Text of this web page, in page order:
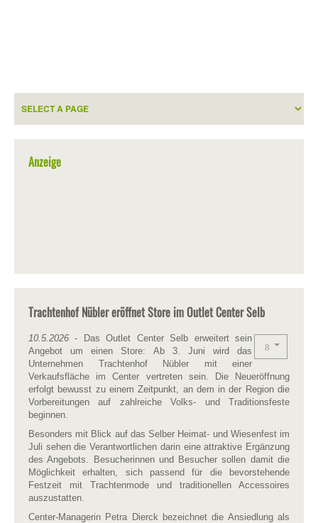
Anzeige
Trachtenhof Nübler eröffnet Store im Outlet Center Selb
10.5.2026 - Das Outlet Center Selb erweitert sein
Angebot um einen Store: Ab 3. Juni wird das
Unternehmen Trachtenhof Nübler mit einer
Verkaufsfläche im Center vertreten sein. Die Neueröffnung
erfolgt bewusst zu einem Zeitpunkt, an dem in der Region die
Vorbereitungen auf zahlreiche Volks- und Traditionsfeste
beginnen.
Besonders mit Blick auf das Selber Heimat- und Wiesenfest im
Juli sehen die Verantwortlichen darin eine attraktive Ergänzung
des Angebots. Besucherinnen und Besucher sollen damit die
Möglichkeit erhalten, sich passend für die bevorstehende
Festzeit mit Trachtenmode und traditionellen Accessoires
auszustatten.
Center-Managerin Petra Dierck bezeichnet die Ansiedlung als